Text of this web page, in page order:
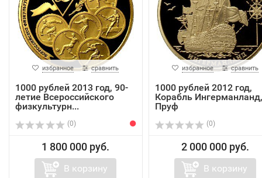
избранное сравнить
1000 рублей 2013 год, 90-
летие Всероссийского
физкультурн...
(0)
1 800 000 руб.
В корзину
избранное сравнить
1000 рублей 2012 год,
Корабль Ингерманланд,
Пруф
(0)
2 000 000 руб.
В корзину